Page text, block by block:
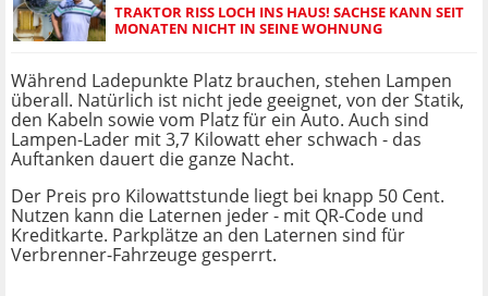
TRAKTOR RISS LOCH INS HAUS! SACHSE KANN SEIT
MONATEN NICHT IN SEINE WOHNUNG
Während Ladepunkte Platz brauchen, stehen Lampen
überall. Natürlich ist nicht jede geeignet, von der Statik,
den Kabeln sowie vom Platz für ein Auto. Auch sind
Lampen-Lader mit 3,7 Kilowatt eher schwach - das
Auftanken dauert die ganze Nacht.
Der Preis pro Kilowattstunde liegt bei knapp 50 Cent.
Nutzen kann die Laternen jeder - mit QR-Code und
Kreditkarte. Parkplätze an den Laternen sind für
Verbrenner-Fahrzeuge gesperrt.